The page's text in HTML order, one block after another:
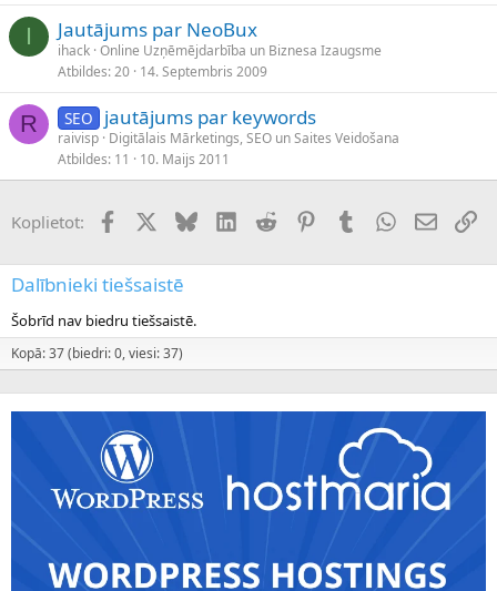
I Jautājums par NeoBux
ihack Online Uzņēmējdarbība un Biznesa Izaugsme
Atbildes 20 14. Septembris 2009
R SEO jautājums par keywords
raivisp Digitālais Mārketings, SEO un Saites Veidošana
Atbildes 11 10. Maijs 2011
Koplietot: FacebookX (Twitter)
BlueskyLinkedInReddit PinterestTumblrWhatsApp
E-pasts
Dalībnieki tiešsaistē
Šobrīd nav biedru tiešsaistē.
Kopā: 37 (biedri: 0, viesi: 37)